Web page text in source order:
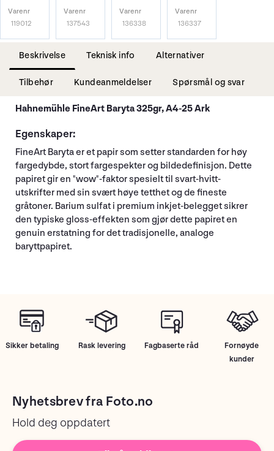
Varenr
119012
Varenr
137543
Varenr
136338
Varenr
136337
Beskrivelse Teknisk info Alternativer
Tilbehør Kundeanmeldelser Spørsmål og svar
Hahnemühle FineArt Baryta 325gr, A4-25 Ark
Egenskaper:
FineArt Baryta er et papir som setter standarden for høy
fargedybde, stort fargespekter og bildedefinisjon. Dette
papiret gir en "wow"-faktor spesielt til svart-hvitt-
utskrifter med sin svært høye tetthet og de fineste
gråtoner. Barium sulfat i premium inkjet-belegget sikrer
den typiske gloss-effekten som gjør dette papiret en
genuin erstatning for det tradisjonelle, analoge
baryttpapiret.
Sikker betaling Rask levering Fagbaserte råd
Fornøyde
kunder
Nyhetsbrev fra Foto.no
Hold deg oppdatert